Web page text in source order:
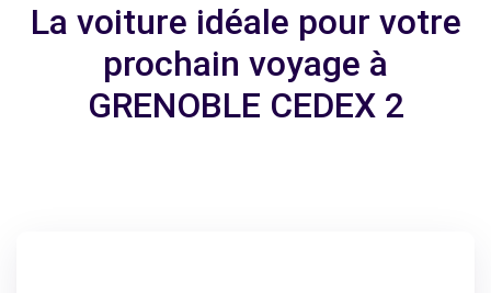
La voiture idéale pour votre
prochain voyage à
GRENOBLE CEDEX 2